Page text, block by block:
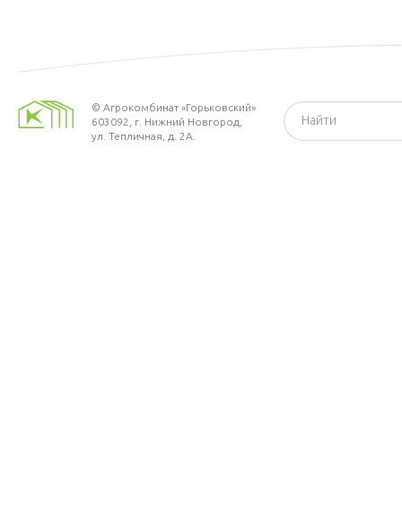
© Агрокомбинат «Горьковский»
603092, г. Нижний Новгород
ул. Тепличная, д. 2А.